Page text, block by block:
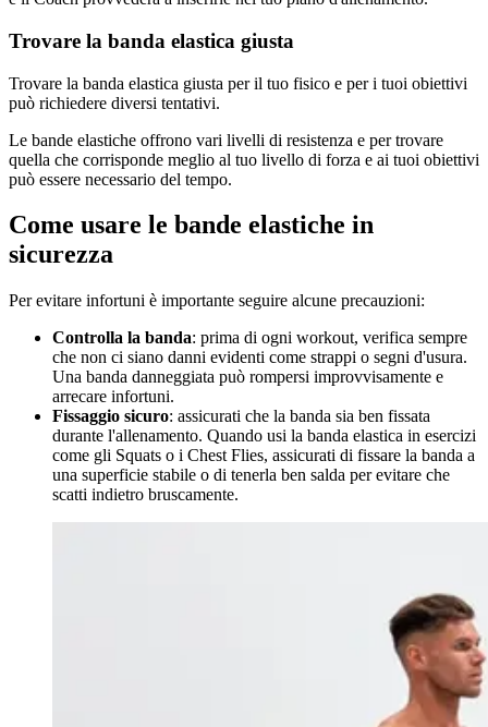
Trovare la banda elastica giusta
Trovare la banda elastica giusta per il tuo fisico e per i tuoi obiettivi
può richiedere diversi tentativi.
Le bande elastiche offrono vari livelli di resistenza e per trovare
quella che corrisponde meglio al tuo livello di forza e ai tuoi obiettivi
può essere necessario del tempo.
Come usare le bande elastiche in
sicurezza
Per evitare infortuni è importante seguire alcune precauzioni:
Controlla la banda: prima di ogni workout, verifica sempre
che non ci siano danni evidenti come strappi o segni d'usura.
Una banda danneggiata può rompersi improvvisamente e
arrecare infortuni.
Fissaggio sicuro: assicurati che la banda sia ben fissata
durante l'allenamento. Quando usi la banda elastica in esercizi
come gli Squats o i Chest Flies, assicurati di fissare la banda a
una superficie stabile o di tenerla ben salda per evitare che
scatti indietro bruscamente.